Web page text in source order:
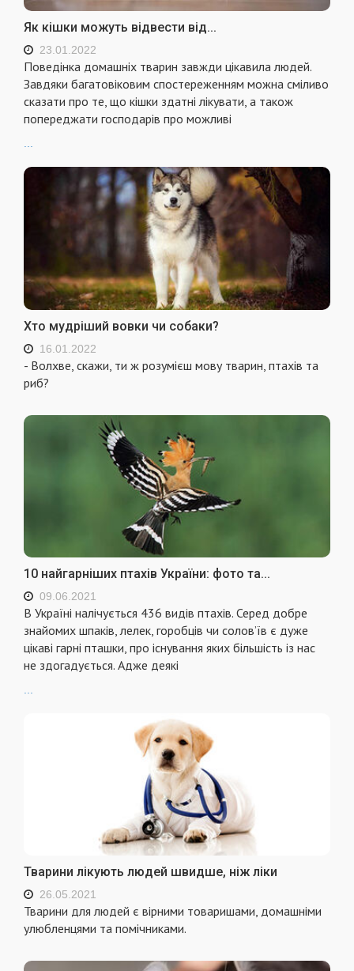
Як кішки можуть відвести від...
23.01.2022
Поведінка домашніх тварин завжди цікавила людей.
Завдяки багатовіковим спостереженням можна сміливо
сказати про те, що кішки здатні лікувати, а також
попереджати господарів про можливі
...
Хто мудріший вовки чи собаки?
16.01.2022
- Волхве, скажи, ти ж розумієш мову тварин, птахів та
риб?
10 найгарніших птахів України: фото та...
09.06.2021
В Україні налічується 436 видів птахів. Серед добре
знайомих шпаків, лелек, горобців чи солов’їв є дуже
цікаві гарні пташки, про існування яких більшість із нас
не здогадується. Адже деякі
Тварини лікують людей швидше, ніж ліки
26.05.2021
Тварини для людей є вірними товаришами, домашніми
улюбленцями та помічниками.